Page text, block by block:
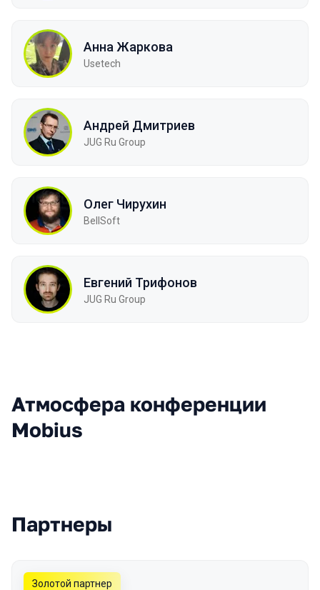
Анна Жаркова
Usetech
Андрей Дмитриев
JUG Ru Group
Олег Чирухин
BellSoft
Евгений Трифонов
JUG Ru Group
Атмосфера конференции
Mobius
Партнеры
Золотой партнер